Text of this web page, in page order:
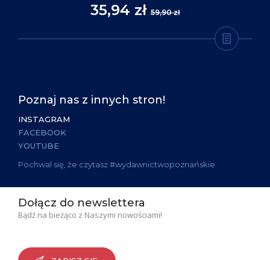
35,94 zł 59,90 zł
Poznaj nas z innych stron!
INSTAGRAM
FACEBOOK
YOUTUBE
Pochwal się, że czytasz #wydawnictwopoznańskie
Dołącz do newslettera
Bądź na bieżąco z Naszymi nowościami!